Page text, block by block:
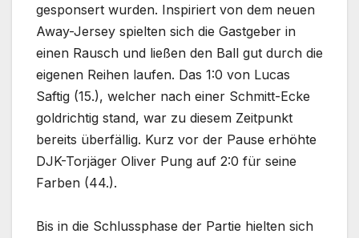
gesponsert wurden. Inspiriert von dem neuen
Away-Jersey spielten sich die Gastgeber in
einen Rausch und ließen den Ball gut durch die
eigenen Reihen laufen. Das 1:0 von Lucas
Saftig (15.), welcher nach einer Schmitt-Ecke
goldrichtig stand, war zu diesem Zeitpunkt
bereits überfällig. Kurz vor der Pause erhöhte
DJK-Torjäger Oliver Pung auf 2:0 für seine
Farben (44.).
Bis in die Schlussphase der Partie hielten sich